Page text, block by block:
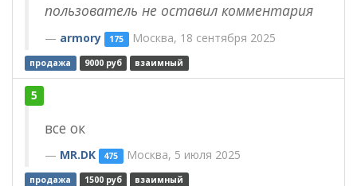
пользователь не оставил комментария
armory 175 Москва, 18 сентября 2025
продажа 9000 руб взаимный
5
все ок
MR.DK 475 Москва, 5 июля 2025
продажа 1500 руб взаимный